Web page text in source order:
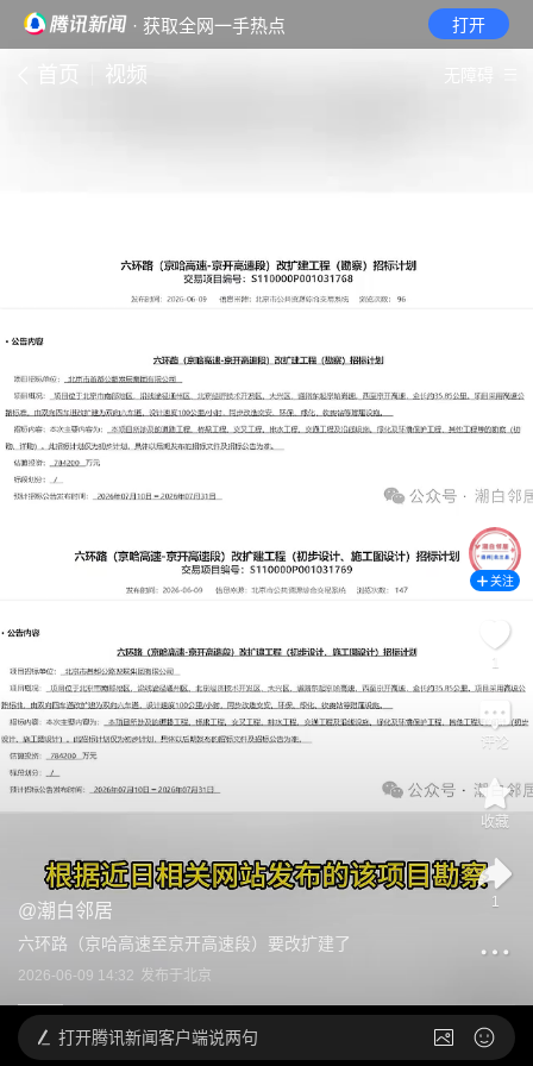
· 获取全网一手热点 打开
视频
@潮白邻居
六环路（京哈高速至京开高速段）要改扩建了
2026-06-09 14:32 发布于北京
关注
评论
收藏
1
打开腾讯新闻客户端说两句